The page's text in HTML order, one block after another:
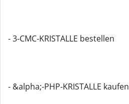
- 3-CMC-KRISTALLE bestellen
- &alpha;-PHP-KRISTALLE kaufen